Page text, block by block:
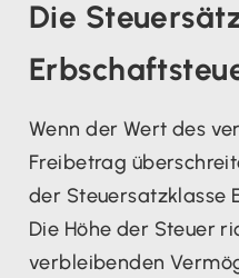
Die
Wenn der Wert des
Freibetrag
der Steuersatzklasse
Die Höhe der Steuer
verbleibenden